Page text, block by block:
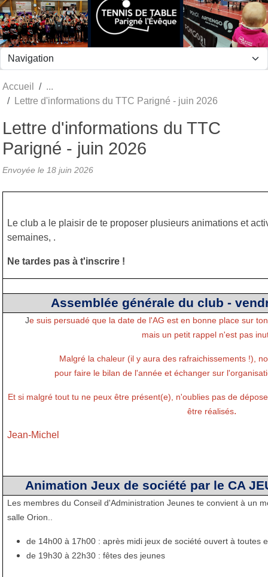
Accueil
Lettre d'informations du TTC Parigné - juin 2026
Lettre d'informations du TTC
Parigné - juin 2026
Envoyée le 18 juin 2026
Le club a le plaisir de te proposer plusieurs animations et
semaines, .
Ne tardes pas à t'inscrire !
Assemblée générale du club -
Je suis persuadé que la date de l'AG est en bonne place sur
mais un petit rappel n'est pas
Malgré la chaleur (il y aura des rafraichissements !),
pour faire le bilan de l'année et échanger sur
Et si malgré tout tu ne peux être présent(e), n'oublies pas de
être réalisés.
Jean-Michel
Animation Jeux de société par le CA
Les membres du Conseil d'Administration Jeunes te convient à un
salle Orion..
de 14h00 à 17h00 : après midi jeux de société ouvert à toutes
de 19h30 à 22h30 : fêtes des jeunes
Panneau de gestion des cookies